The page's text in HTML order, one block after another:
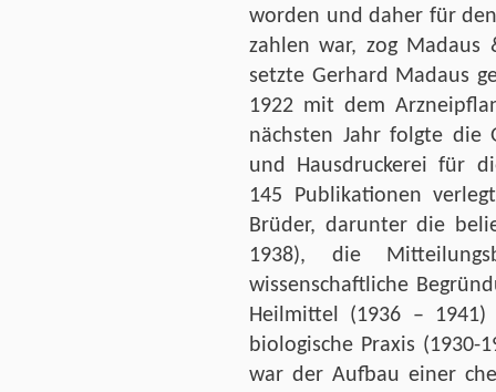
worden und daher für
zahlen war, zog Madaus
setzte Gerhard Madaus
1922 mit dem
nächsten Jahr folgte die
und Hausdruckerei für
145 Publikationen
Brüder, darunter die
1938), die
wissenschaftliche
Heilmittel (1936 –
biologische Praxis (1930-
war der Aufbau einer